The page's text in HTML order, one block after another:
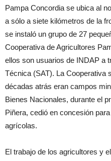
Pampa Concordia se ubica al
a sólo a siete kilómetros de la
se instaló un grupo de 27
Cooperativa de Agricultores
ellos son usuarios de INDAP a
Técnica (SAT). La Cooperativa
décadas atrás eran campos
Bienes Nacionales, durante el
Piñera, cedió en concesión
agrícolas.
El trabajo de los agricultores y